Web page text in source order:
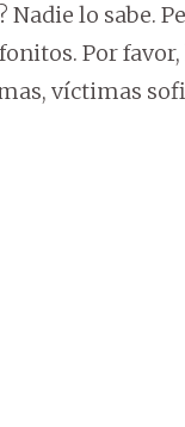
lo sabe.
Por
víctimas